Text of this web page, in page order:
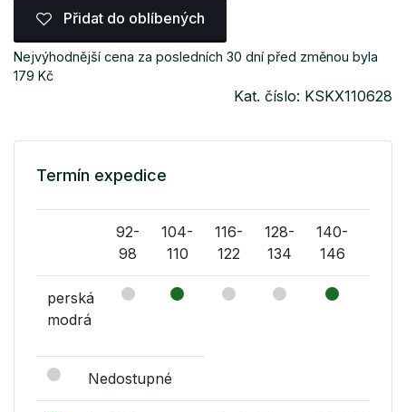
Přidat do oblíbených
Nejvýhodnější cena za posledních 30 dní před změnou byla
179 Kč
Kat. číslo: KSKX110628
Termín expedice
92-
98
104-
110
116-
122
128-
134
140-
146
perská
modrá
Nedostupné